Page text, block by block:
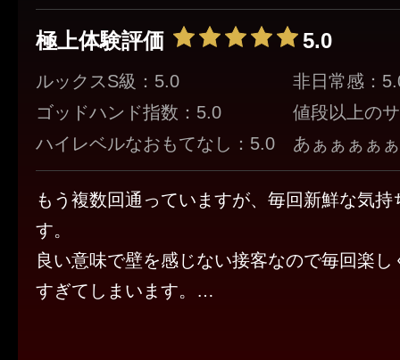
極上体験評価 5.0
ルックスS級：5.0
ゴッドハンド指数：5.0
ハイレベルなおもてなし：5.0
非日常感：
値段以上の
あぁぁぁぁ
もう複数回通っていますが、毎回新鮮な気
す。
良い意味で壁を感じない接客なので毎回楽
すぎてしまいます。